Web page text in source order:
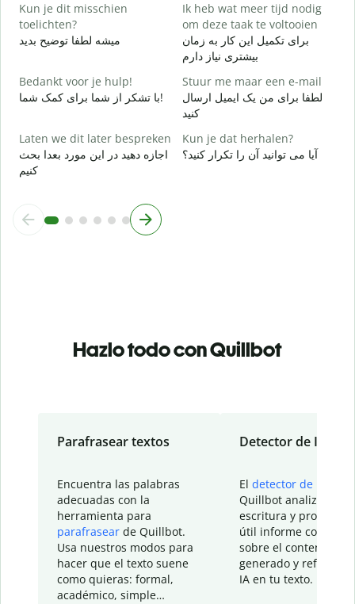
Kun je dit misschien
toelichten?
میشه لطفا توضیح بدید
Ik heb wat meer tijd nodig
om deze taak te voltooien
برای تکمیل این کار به زمان
بیشتری نیاز دارم
Bedankt voor je hulp!
با تشکر از شما برای کمک شما!
Stuur me maar een e-mail
لطفا برای من یک ایمیل ارسال
کنید
Laten we dit later bespreken
اجازه دهید در این مورد بعدا بحث
کنیم
Kun je dat herhalen?
آیا می توانید آن را تکرار کنید؟
Hazlo todo con Quillbot
Parafrasear textos
Encuentra las palabras
adecuadas con la
herramienta para
parafrasear de Quillbot.
Usa nuestros modos para
hacer que el texto suene
como quieras: formal,
académico, simple…
Detector de IA
El detector de IA
Quillbot analiza tu
escritura y
útil informe con
sobre el contenido
generado y refinado
IA en tu texto.